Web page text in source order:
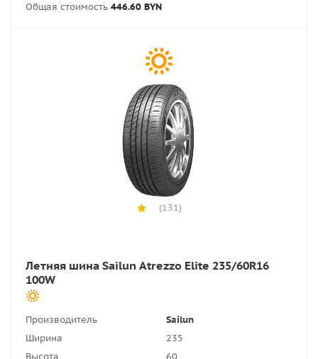
Общая стоимость 446.60 BYN
(131)
Летняя шина Sailun Atrezzo Elite 235/60R16
100W
Производитель
Sailun
Ширина
235
Высота
60